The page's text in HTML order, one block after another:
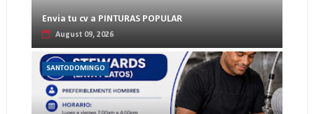
Envia tu cv a PINTURAS POPULAR
August 09, 2026
SANTODOMINGO